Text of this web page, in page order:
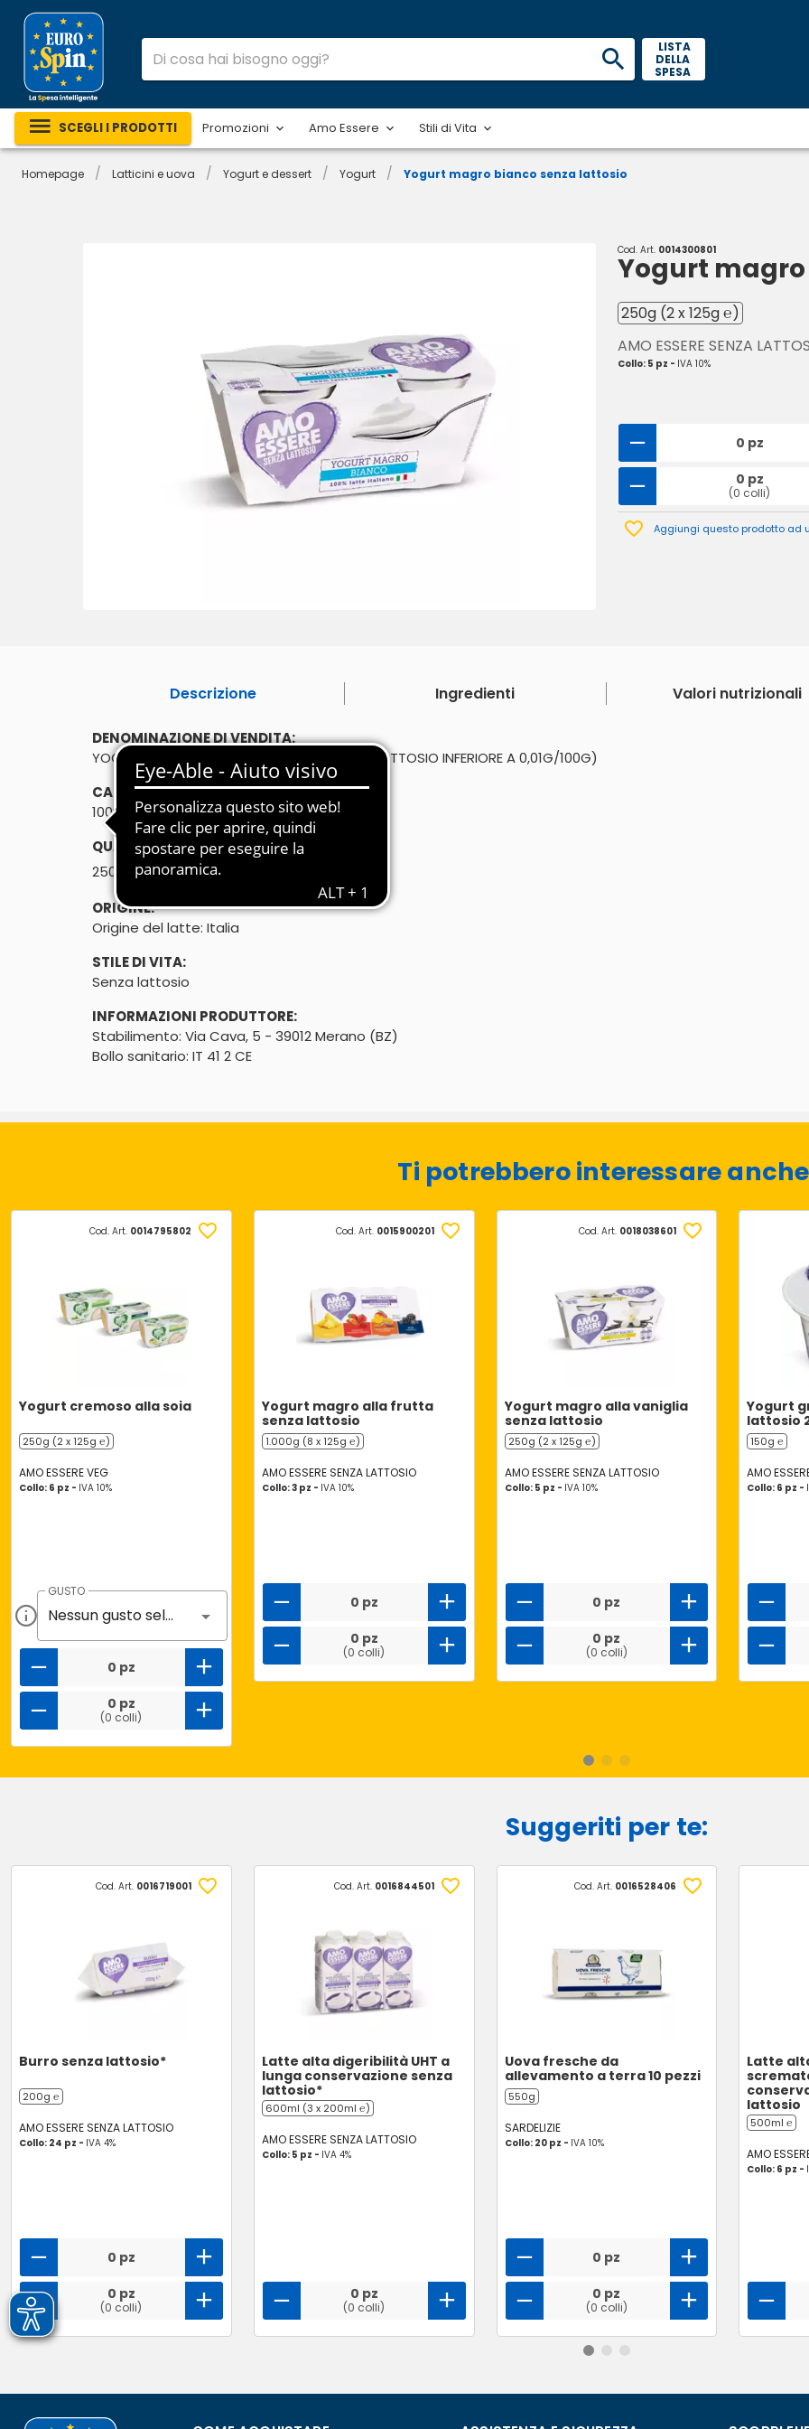
LISTA
DELLA
SPESA
SCEGLI I PRODOTTI Promozioni Amo Essere Stili di Vita
Homepage / Latticini e uova / Yogurt e dessert / Yogurt / Yogurt magro bianco senza lattosio
Cod. Art. 0014300801
Yogurt
250g (2 x 125g ℮)
AMO ESSERE SENZA
Collo: 5 pz - IVA 10%
0 pz
0 pz
(0 colli)
Aggiungi questo prodotto ad
Descrizione Ingredienti Valori nutrizionali
DENOMINAZIONE DI VENDITA:
YOGURT MAGRO BIANCO SENZA LATTOSIO (LATTOSIO INFERIORE A 0,01G/100G)
CARATTERISTICHE:
100% latte italiano
QUANTITÀ:
250g (2 x 125g℮)
ORIGINE:
Origine del latte: Italia
STILE DI VITA:
Senza lattosio
INFORMAZIONI PRODUTTORE:
Stabilimento: Via Cava, 5 - 39012 Merano (BZ)
Bollo sanitario: IT 41 2 CE
Ti potrebbero interessare
Cod. Art. 0014795802
Yogurt cremoso alla soia
250g (2 x 125g ℮)
AMO ESSERE VEG
Collo: 6 pz - IVA 10%
GUSTO
Nessun gusto selezionato
0 pz
0 pz
(0 colli)
Cod. Art. 0015900201
Yogurt magro alla frutta
senza lattosio
1.000g (8 x 125g ℮)
AMO ESSERE SENZA LATTOSIO
Collo: 3 pz - IVA 10%
0 pz
0 pz
(0 colli)
Cod. Art. 0018038601
Yogurt magro alla vaniglia
senza lattosio
250g (2 x 125g ℮)
AMO ESSERE SENZA LATTOSIO
Collo: 5 pz - IVA 10%
0 pz
0 pz
(0 colli)
Yogurt
lattosio
150g ℮
AMO
Collo: 6 pz -
Suggeriti per te:
Cod. Art. 0016719001
Burro senza lattosio*
200g ℮
AMO ESSERE SENZA LATTOSIO
Collo: 24 pz - IVA 4%
0 pz
0 pz
(0 colli)
Cod. Art. 0016844501
Latte alta digeribilità UHT a
lunga conservazione senza
lattosio*
600ml (3 x 200ml ℮)
AMO ESSERE SENZA LATTOSIO
Collo: 5 pz - IVA 4%
0 pz
(0 colli)
Cod. Art. 0016528406
Uova fresche da
allevamento a terra 10 pezzi
550g
SARDELIZIE
Collo: 20 pz - IVA 10%
0 pz
0 pz
(0 colli)
Latte
lattosio
500ml ℮
AMO
Collo: 6 pz -